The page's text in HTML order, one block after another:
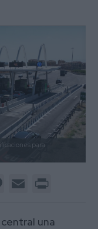
para
Message
Email
una